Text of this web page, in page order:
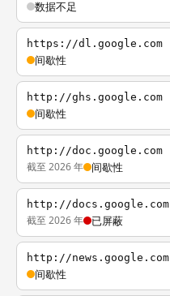
数据不足
https://dl.google.com
间歇性
http://ghs.google.com
间歇性
http://doc.google.com
截至 2026 年 间歇性
http://docs.google.com
截至 2026 年 已屏蔽
http://news.google.com
间歇性